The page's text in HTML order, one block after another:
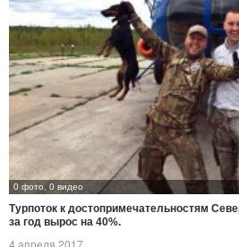
0 фото, 0 видео
Турпоток к достопримечательностям
за год вырос на 40%.